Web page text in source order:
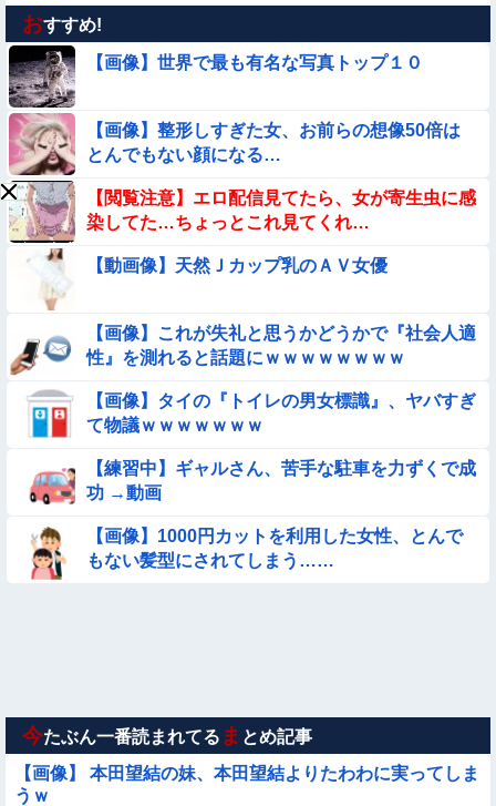
【朗報】メンヘラ女の子、可愛すぎると話題にｗｗｗｗｗｗｗ
ｗｗｗｗ
【悲報】イッヌさん、飼い主の『レズプレイ』を見てドン引
き・・・
【動画】こういう貧乳の陰女と付き合えますかｗｗｗｗｗｗｗ
【動画】野犬の群れに襲われた男性、とんでもない方法で制圧
するｗｗｗｗｗｗｗ
【参考画像】脱がしたら『残念オッパイ』を褒める時の模範解
★★昨晩、久しぶりに嫁とセックスしたんだが・・・
【動画あり】ボーイッシュ美少女「どうしたん？おっぱい揉
む？❤」
【動画】力士さん、ボクサーをボコってしまう
【動画】アンドロイドみたいな女子小学生が発見される
【動画像】女の子「ウエスト？・・・60㎝だよ！」
ろ！飛ぶぞ」
おすすめ!
【画像】世界で最も有名な写真トップ１０
【画像】整形しすぎた女、お前らの想像50倍は
とんでもない顔になる…
【閲覧注意】エロ配信見てたら、女が寄生虫に感
染してた…ちょっとこれ見てくれ…
【動画像】天然Ｊカップ乳のＡＶ女優
【画像】これが失礼と思うかどうかで『社会人適
性』を測れると話題にｗｗｗｗｗｗｗｗ
【画像】タイの『トイレの男女標識』、ヤバすぎ
て物議ｗｗｗｗｗｗｗ
【練習中】ギャルさん、苦手な駐車を力ずくで成
功 →動画
【画像】1000円カットを利用した女性、とんで
もない髪型にされてしまう……
今たぶん一番読まれてる ま とめ記事
【画像】 本田望結の妹、本田望結よりたわわに実ってしま
うｗ